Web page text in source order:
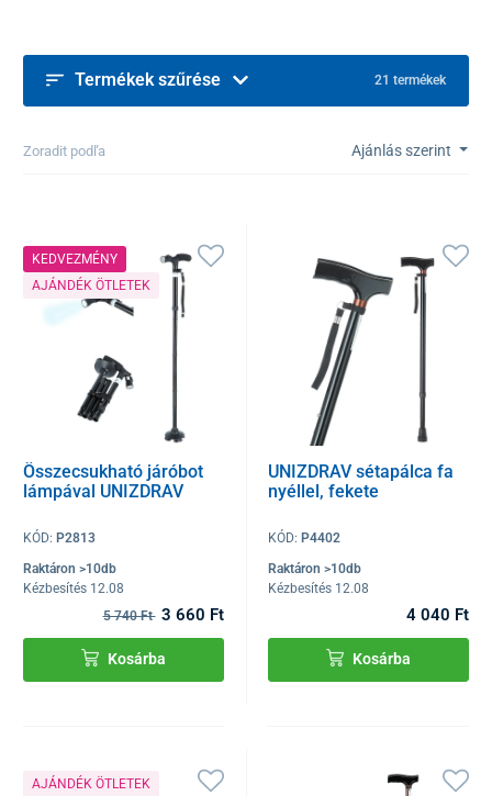
Termékek szűrése 21 termékek
Zoradit podľa Ajánlás szerint
KEDVEZMÉNY
AJÁNDÉK ÖTLETEK
Összecsukható járóbot
lámpával UNIZDRAV
KÓD: P2813
Raktáron >10db
Kézbesítés 12.08
5 740 Ft 3 660 Ft
Kosárba
UNIZDRAV sétapálca fa
nyéllel, fekete
KÓD:P4402
Raktáron >10db
Kézbesítés 12.08
4 040 Ft
Kosárba
AJÁNDÉK ÖTLETEK